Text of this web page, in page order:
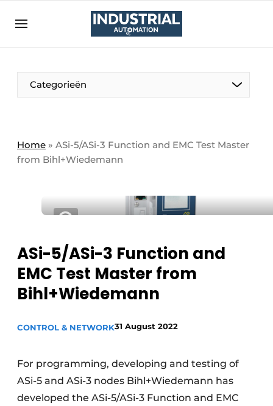
Aanmelden
Bedrijven
Bedrijven
Direct contact
Eigen content aanleveren
Home
Nieuwsbrief
Podcasts
Privacy / Cookie statement
Vacatures
Categorieën
Home » ASi-5/ASi-3 Function and EMC Test Master
from Bihl+Wiedemann
ASi-5/ASi-3 Function and
EMC Test Master from
Bihl+Wiedemann
CONTROL & NETWORK31 August 2022
For programming, developing and testing of
ASi-5 and ASi-3 nodes Bihl+Wiedemann has
developed the ASi-5/ASi-3 Function and EMC